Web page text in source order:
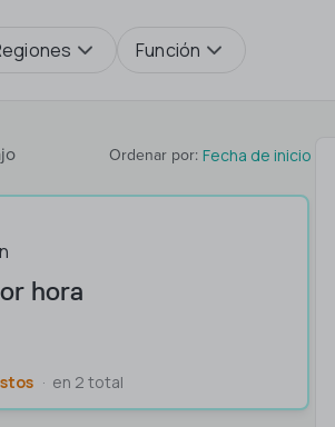
Función
Ordenar por: Fecha de inicio
hora
en 2 total